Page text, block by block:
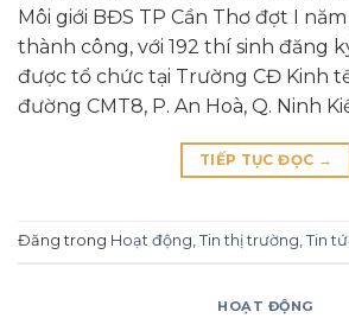
Môi giới BĐS TP Cần Thơ đợt I
thành công, với 192 thí sinh đăng
được tổ chức tại Trường CĐ Kinh
đường CMT8, P. An Hoà, Q. Ninh
TIẾP TỤC ĐỌC →
Đăng trong Hoạt động, Tin thị trường, Tin
HOẠT ĐỘNG